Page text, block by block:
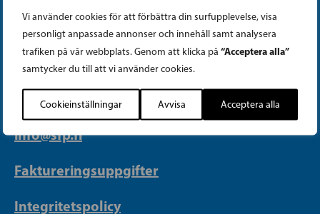
Vi använder cookies för att förbättra din surfupplevelse, visa
personligt anpassade annonser och innehåll samt analysera
trafiken på vår webbplats. Genom att klicka på “Acceptera alla”
samtycker du till att vi använder cookies.
Cookieinställningar Avvisa Acceptera alla
PARTIKANSLIET
Telefon (09) 693 070
PB 430, 00101 Helsingfors
Georgsgatan 27, 00100 Helsingfors
info@sfp.fi
Faktureringsuppgifter
Integritetspolicy